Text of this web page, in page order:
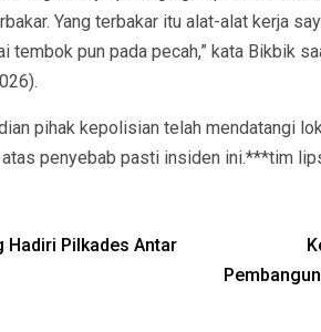
Yang terbakar itu alat-alat kerja
tembok pun pada pecah,” kata Bikbik
pihak kepolisian telah mendatangi
penyebab pasti insiden ini.***tim
Pilkades Antar